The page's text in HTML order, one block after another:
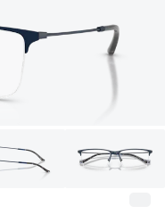
Pedro
Marta
Luís
Inês